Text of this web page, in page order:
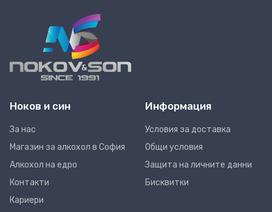
Ноков и син
За нас
Магазин за алкохол в София
Алкохол на едро
Контакти
Кариери
Информация
Условия за доставка
Общи условия
Защита на личните данни
Бисквитки